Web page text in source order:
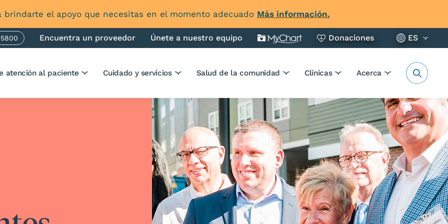
brindarte el apoyo que necesitas en el momento adecuado Más información.
Encuentra un proveedor Únete a nuestro equipo Donaciones ES
atención al paciente Cuidado y servicios Salud de la comunidad Clínicas Acerca